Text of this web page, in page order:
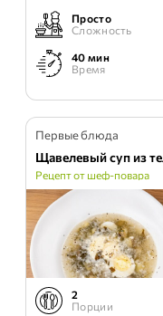
Просто
Сложность
40 мин
Время
Первые блюда
Рецепт от шеф-повара
2
Порции